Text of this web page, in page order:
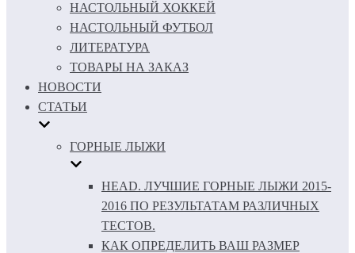
НАСТОЛЬНЫЙ ХОККЕЙ
НАСТОЛЬНЫЙ ФУТБОЛ
ЛИТЕРАТУРА
ТОВАРЫ НА ЗАКАЗ
НОВОСТИ
СТАТЬИ
ГОРНЫЕ ЛЫЖИ
HEAD. ЛУЧШИЕ ГОРНЫЕ ЛЫЖИ 2015-
2016 ПО РЕЗУЛЬТАТАМ РАЗЛИЧНЫХ
ТЕСТОВ.
КАК ОПРЕДЕЛИТЬ ВАШ РАЗМЕР